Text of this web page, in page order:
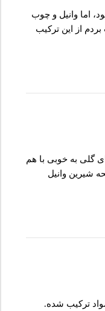
اما وانیل و چوب
از این ترکیب
گلی به خوبی با هم
شیرین وانیل
ترکیب شده.